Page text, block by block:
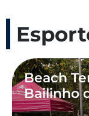
Beach
Bailinho